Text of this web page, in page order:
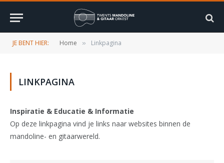
JE BENT HIER: Home » Linkpagina
LINKPAGINA
Inspiratie & Educatie & Informatie
Op deze linkpagina vind je links naar websites binnen de
mandoline- en gitaarwereld.